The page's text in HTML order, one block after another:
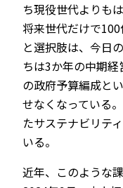
ち現役世代よりも
将来世代だけで
と選択肢は、今日
ちは3か年の中期
の政府予算編成と
せなくなっている
たサステナビリテ
いる。
近年、このような